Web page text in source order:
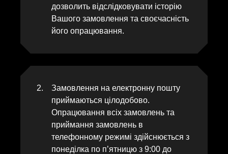
дозволить відслідковувати історію
Вашого замовлення та своєчасність
його опрацювання.
Замовлення на електронну пошту
приймаються цілодобово.
Опрацювання всіх замовлень та
приймання замовлень в
телефонному режимі здійснюється з
понеділка по п’ятницю з 9:00 до